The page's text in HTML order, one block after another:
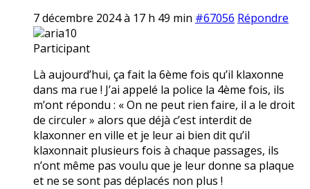
7 décembre 2024 à 17 h 49 min #67056 Répondre
aria10
Participant
Là aujourd’hui, ça fait la 6ème fois qu’il klaxonne
dans ma rue ! J’ai appelé la police la 4ème fois, ils
m’ont répondu : « On ne peut rien faire, il a le droit
de circuler » alors que déjà c’est interdit de
klaxonner en ville et je leur ai bien dit qu’il
klaxonnait plusieurs fois à chaque passages, ils
n’ont même pas voulu que je leur donne sa plaque
et ne se sont pas déplacés non plus !